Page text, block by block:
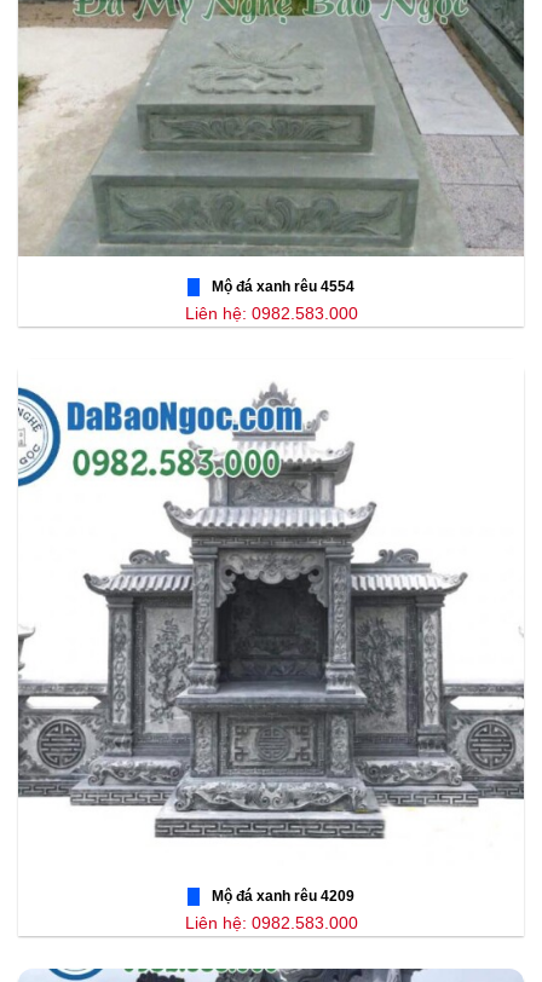
Mộ đá xanh rêu 4554
Liên hệ: 0982.583.000
Mộ đá xanh rêu 4209
Liên hệ: 0982.583.000